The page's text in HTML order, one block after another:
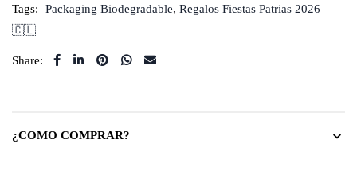
Tags: Packaging Biodegradable, Regalos Fiestas Patrias 2026
🇨🇱
Share:
¿COMO COMPRAR?